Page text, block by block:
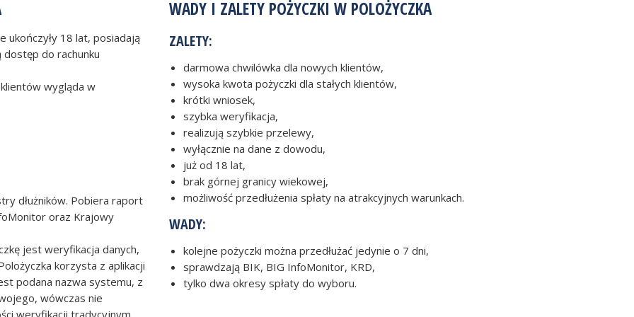
18 lat, posiadają
do rachunku
wygląda w
dłużników. Pobiera raport
oraz Krajowy
jest weryfikacja danych,
korzysta z aplikacji
podana nazwa systemu, z
wówczas nie
weryfikacji tradycyjnym
WADY I ZALETY POŻYCZKI W POLOŻYCZKA
ZALETY:
darmowa chwilówka dla nowych klientów,
wysoka kwota pożyczki dla stałych klientów,
krótki wniosek,
szybka weryfikacja,
realizują szybkie przelewy,
wyłącznie na dane z dowodu,
już od 18 lat,
brak górnej granicy wiekowej,
możliwość przedłużenia spłaty na atrakcyjnych warunkach.
WADY:
kolejne pożyczki można przedłużać jedynie o 7 dni,
sprawdzają BIK, BIG InfoMonitor, KRD,
tylko dwa okresy spłaty do wyboru.